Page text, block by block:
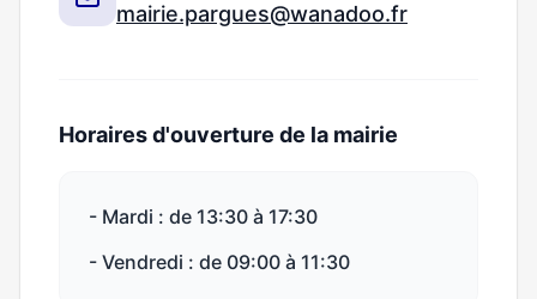
mairie.pargues@wanadoo.fr
Horaires d'ouverture de la mairie
- Mardi : de 13:30 à 17:30
- Vendredi : de 09:00 à 11:30